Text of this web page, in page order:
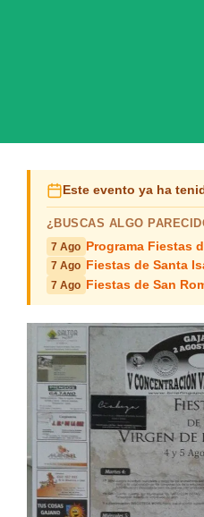
Este evento ya ha
¿BUSCAS ALGO
7 Ago Programa Fiestas
7 Ago Fiestas de Santa
7 Ago Fiestas de San